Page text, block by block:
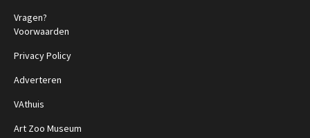
Vragen?
Voorwaarden
Privacy Policy
Adverteren
VAthuis
Art Zoo Museum